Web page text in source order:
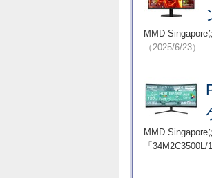
MMD Singapore
（2025/6/23）
MMD
「